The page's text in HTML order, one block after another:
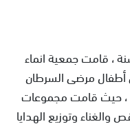
، قامت جمعية انماء
أطفال مرضى السرطان
حيث قامت مجموعات
والغناء وتوزيع الهدايا